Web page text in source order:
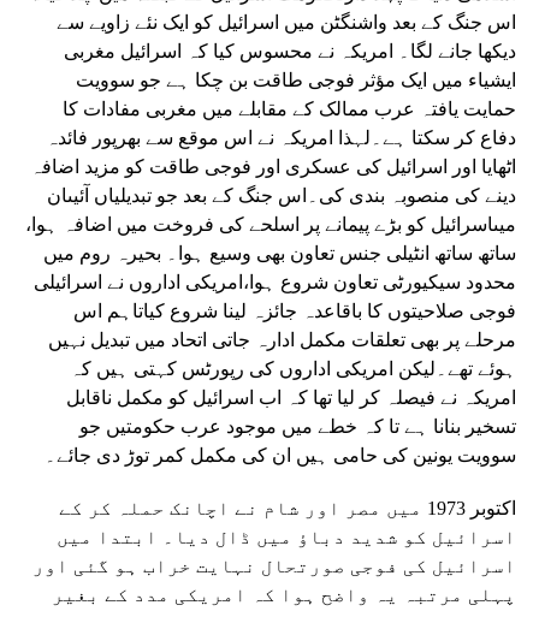
اس جنگ کے بعد واشنگٹن میں اسرائیل کو ایک نئے زاویے سے
دیکھا جانے لگا۔ امریکہ نے محسوس کیا کہ اسرائیل مغربی
ایشیاء میں ایک مؤثر فوجی طاقت بن چکا ہے جو سوویت
حمایت یافتہ عرب ممالک کے مقابلے میں مغربی مفادات کا
دفاع کر سکتا ہے۔لہذا امریکہ نے اس موقع سے بھرپور فائدہ
اٹھایا اور اسرائیل کی عسکری اور فوجی طاقت کو مزید اضافہ
دینے کی منصوبہ بندی کی۔اس جنگ کے بعد جو تبدیلیاں آئیںان
میںاسرائیل کو بڑے پیمانے پر اسلحے کی فروخت میں اضافہ ہوا،
ساتھ ساتھ انٹیلی جنس تعاون بھی وسیع ہوا۔ بحیرہ روم میں
محدود سیکیورٹی تعاون شروع ہوا،امریکی اداروں نے اسرائیلی
فوجی صلاحیتوں کا باقاعدہ جائزہ لینا شروع کیاتاہم اس
مرحلے پر بھی تعلقات مکمل ادارہ جاتی اتحاد میں تبدیل نہیں
ہوئے تھے۔لیکن امریکی اداروں کی رپورٹس کہتی ہیں کہ
امریکہ نے فیصلہ کر لیا تھا کہ اب اسرائیل کو مکمل ناقابل
تسخیر بنانا ہے تا کہ خطے میں موجود عرب حکومتیں جو
سوویت یونین کی حامی ہیں ان کی مکمل کمر توڑ دی جائے۔
اکتوبر 1973 میں مصر اور شام نے اچانک حملہ کر کے
اسرائیل کو شدید دباؤ میں ڈال دیا۔ ابتدا میں
اسرائیل کی فوجی صورتحال نہایت خراب ہو گئی اور
پہلی مرتبہ یہ واضح ہوا کہ امریکی مدد کے بغیر